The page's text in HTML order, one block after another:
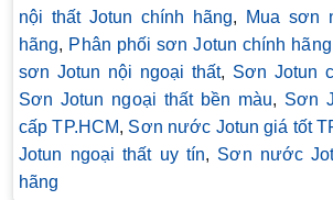
nội thất Jotun chính hãng,
Mua sơn
hãng, Phân phối sơn Jotun chính
sơn Jotun nội ngoại thất, Sơn Jotun
Sơn Jotun ngoại thất bền màu, Sơn
cấp TP.HCM, Sơn nước Jotun giá tốt
Jotun ngoại thất uy tín, Sơn nước
hãng